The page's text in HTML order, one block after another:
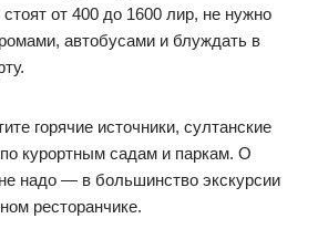
от 400 до 1600 лир, не нужно
автобусами и блуждать в
горячие источники, султанские
курортным садам и паркам. О
надо — в большинство экскурсии
ресторанчике.